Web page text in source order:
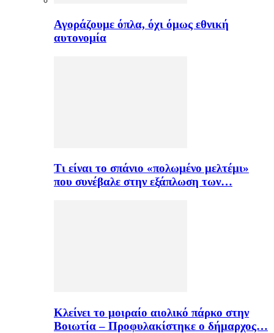
Αγοράζουμε όπλα, όχι όμως εθνική
αυτονομία
Τι είναι το σπάνιο «πολωμένο μελτέμι»
που συνέβαλε στην εξάπλωση των…
Κλείνει το μοιραίο αιολικό πάρκο στην
Βοιωτία – Προφυλακίστηκε ο δήμαρχος…